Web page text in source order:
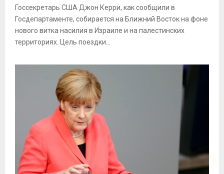
Госсекретарь США Джон Керри, как сообщили в
Госдепартаменте, собирается на Ближний Восток на фоне
нового витка насилия в Израиле и на палестинских
территориях. Цель поездки...